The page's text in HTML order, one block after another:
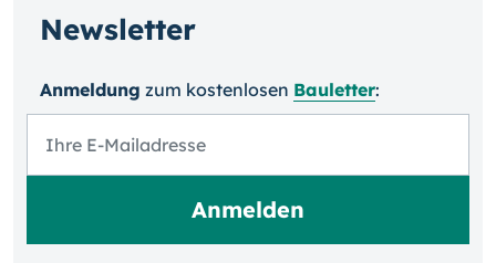
Newsletter
Anmeldung zum kosten­losen Bauletter: